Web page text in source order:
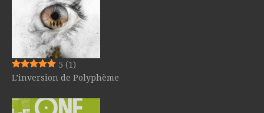
5 (1)
L’inversion de Polyphème